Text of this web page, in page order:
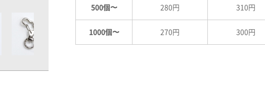
500個〜 280円 310円
1000個〜 270円 300円